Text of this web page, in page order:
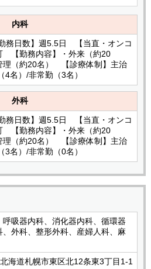
内科
務日数】週5.5日 【当直・オンコ
【勤務内容】・外来（約20
理（約20名） 【診療体制】主治
4名）/非常勤（3名）
外科
務日数】週5.5日 【当直・オンコ
【勤務内容】・外来（約20
理（約20名） 【診療体制】主治
3名）/非常勤（0名）
呼吸器内科、消化器内科、循環器
、外科、整形外科、産婦人科、麻
海道札幌市東区北12条東3丁目1-1